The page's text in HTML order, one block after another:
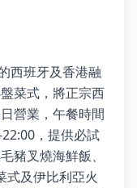
西班牙及香港融
菜式，將正宗西
營業，午餐時間
，提供必試
豬叉燒海鮮飯、
及伊比利亞火